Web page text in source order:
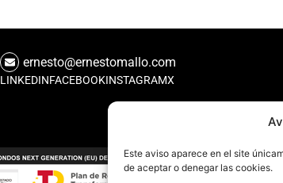
Este aviso aparece en el site
de aceptar o denegar las cookies.
ernesto@ernestomallo.com
LINKEDINFACEBOOKINSTAGRAMX